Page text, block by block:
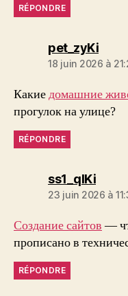
RÉPONDRE
pet_zyKidit :
18 juin 2026 à
Какиедомашние
прогулок на улице?
RÉPONDRE
ss1_qlKidit :
23 juin 2026 à
Создание сайтов—
прописано в
RÉPONDRE